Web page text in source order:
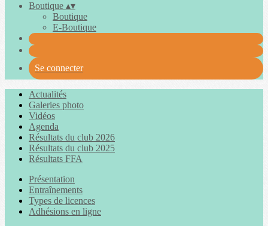
Boutique ▴▾
Boutique
E-Boutique
Se connecter
Actualités
Galeries photo
Vidéos
Agenda
Résultats du club 2026
Résultats du club 2025
Résultats FFA
Présentation
Entraînements
Types de licences
Adhésions en ligne